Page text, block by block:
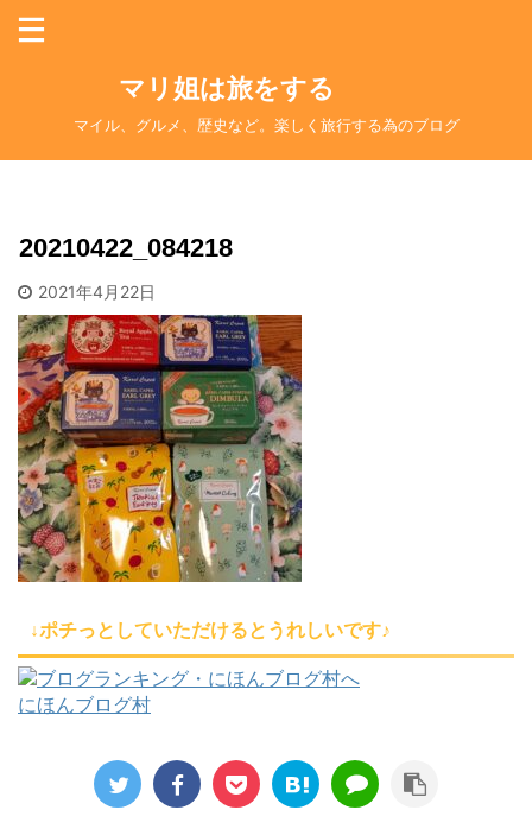
マリ姐は旅をする
マイル、グルメ、歴史など。楽しく旅行する為のブログ
20210422_084218
2021年4月22日
↓ポチっとしていただけるとうれしいです♪
にほんブログ村